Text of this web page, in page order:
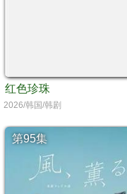
红色珍珠
2026/韩国/韩剧
第95集